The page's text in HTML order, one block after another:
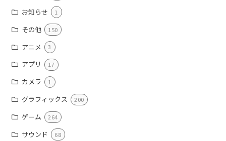
お知らせ 1
その他 150
アニメ 3
アプリ 17
カメラ 1
グラフィックス 200
ゲーム 264
サウンド 68